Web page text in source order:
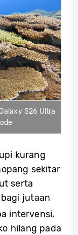
S26 Ultra
kurang
sekitar
serta
jutaan
intervensi,
hilang pada